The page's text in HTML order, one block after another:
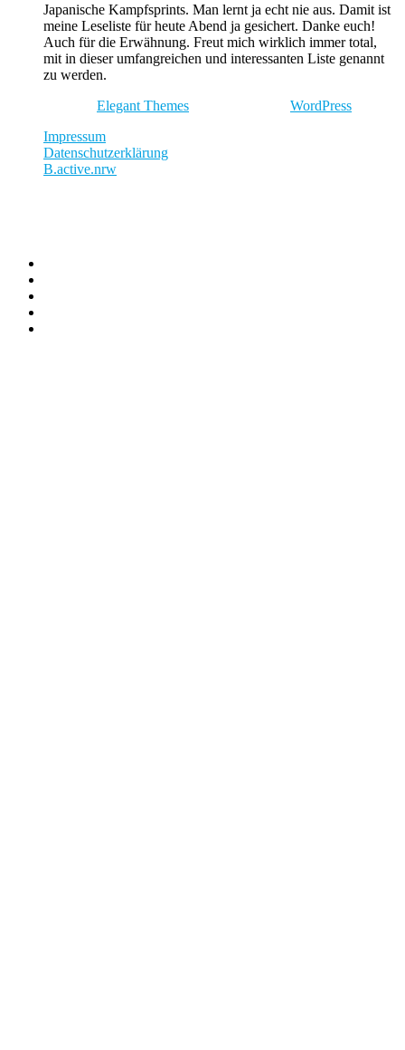
Japanische Kampfsprints. Man lernt ja echt nie aus. Damit ist
meine Leseliste für heute Abend ja gesichert. Danke euch!
Auch für die Erwähnung. Freut mich wirklich immer total,
mit in dieser umfangreichen und interessanten Liste genannt
zu werden.
Elegant Themes
WordPress
Impressum
Datenschutzerklärung
B.active.nrw